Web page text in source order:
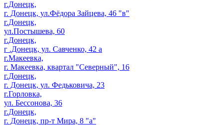
г.Донецк,
г. Донецк, ул.Фёдора Зайцева, 46 "в"
г.Донецк,
ул.Постышева, 60
г.Донецк,
г .Донецк, ул. Савченко, 42 а
г.Макеевка,
г. Макеевка, квартал "Северный", 16
г.Донецк,
г. Донецк, ул. Федьковича, 23
г.Горловка,
ул. Бессонова, 36
г.Донецк,
г. Донецк, пр-т Мира, 8 "а"